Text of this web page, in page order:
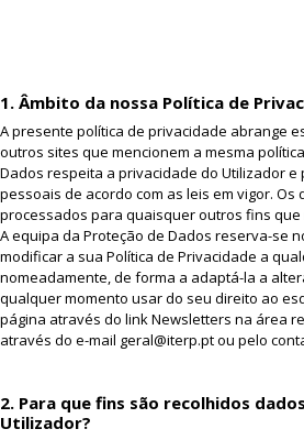
1. Âmbito da nossa Política de
A presente política de privacidade abrange
outros sites que mencionem a mesma
Dados respeita a privacidade do Utilizador e
pessoais de acordo com as leis em vigor. Os
processados para quaisquer outros fins
A equipa da Proteção de Dados reserva-se
modificar a sua Política de Privacidade a
nomeadamente, de forma a adaptá-la a
qualquer momento usar do seu direito ao
página através do link Newsletters na área
através do e-mail geral@iterp.pt ou pelo
2. Para que fins são recolhidos
Utilizador?